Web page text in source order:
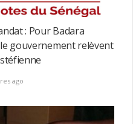
: Pour Badara
gouvernement relèvent
ago